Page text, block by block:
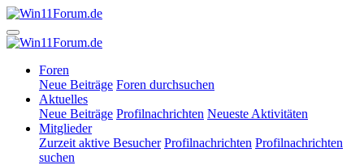
Foren
Neue Beiträge Foren durchsuchen
Aktuelles
Neue Beiträge Profilnachrichten Neueste Aktivitäten
Mitglieder
Zurzeit aktive Besucher Profilnachrichten Profilnachrichten
suchen